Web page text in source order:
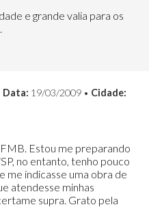
e grande valia para os
Data: 19/03/2009 • Cidade:
Estou me preparando
no entanto, tenho pouco
me indicasse uma obra de
atendesse minhas
supra. Grato pela